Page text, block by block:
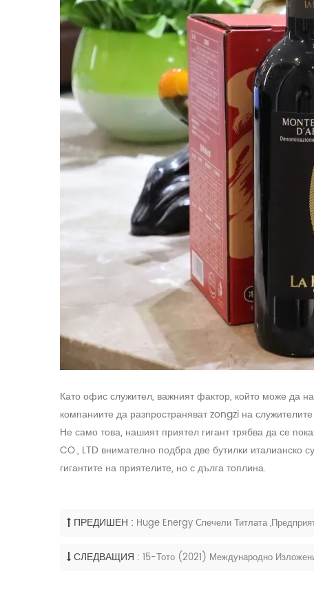
Като офис служител, важният фактор, който може да
компаниите да разпространяват zongzi на
Не само това, нашият приятел гигант трябва да се
CO., LTD внимателно подбра две бутилки италианско
гигантите на приятелите, но с дълга топлина.
ПРЕДИШЕН : Huge Energy Спечели Титлата
СЛЕДВАЩИЯ : 15-Тото (2021) Международно